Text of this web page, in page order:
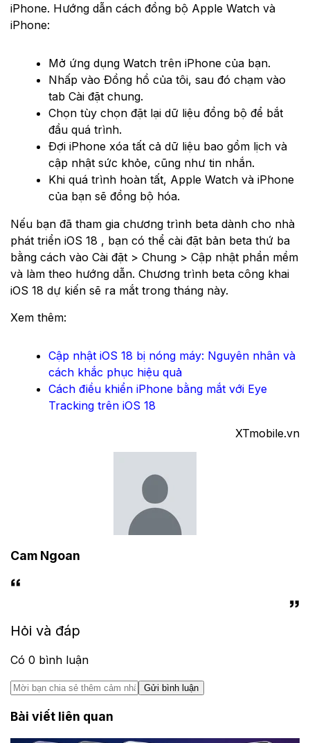
iPhone. Hướng dẫn cách đồng bộ Apple Watch và
iPhone:
Mở ứng dụng Watch trên iPhone của bạn.
Nhấp vào Đồng hồ của tôi, sau đó chạm vào
tab Cài đặt chung.
Chọn tùy chọn đặt lại dữ liệu đồng bộ để bắt
đầu quá trình.
Đợi iPhone xóa tất cả dữ liệu bao gồm lịch và
cập nhật sức khỏe, cũng như tin nhắn.
Khi quá trình hoàn tất, Apple Watch và iPhone
của bạn sẽ đồng bộ hóa.
Nếu bạn đã tham gia chương trình beta dành cho nhà
phát triển iOS 18 , bạn có thể cài đặt bản beta thứ ba
bằng cách vào Cài đặt > Chung > Cập nhật phần mềm
và làm theo hướng dẫn. Chương trình beta công khai
iOS 18 dự kiến ​​sẽ ra mắt trong tháng này.
Xem thêm:
Cập nhật iOS 18 bị nóng máy: Nguyên nhân và
cách khắc phục hiệu quả
Cách điều khiển iPhone bằng mắt với Eye
Tracking trên iOS 18
XTmobile.vn
Cam Ngoan
Hỏi và đáp
Có 0 bình luận
Gửi bình luận
Bài viết liên quan